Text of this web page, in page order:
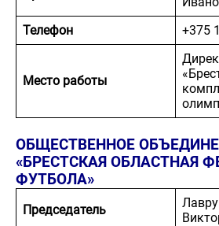
Телефон
+375
Место работы
ОБЩЕСТВЕННОЕ
«БРЕСТСКАЯ ОБЛАСТНАЯ
ФУТБОЛА»
Председатель